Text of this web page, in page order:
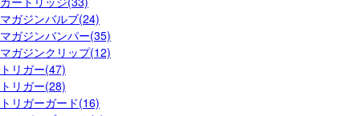
マガジンバルブ(24)
マガジンバンパー(35)
マガジンクリップ(12)
トリガー(47)
トリガー(28)
トリガーガード(16)